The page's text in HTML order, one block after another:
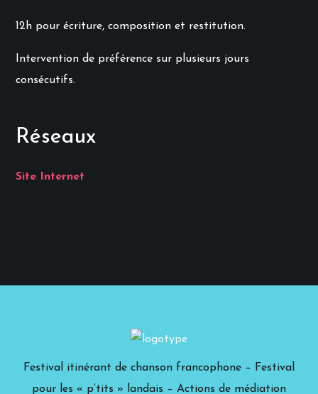
12h pour écriture, composition et restitution.
Intervention de préférence sur plusieurs jours
consécutifs.
Réseaux
Site Internet
Festival itinérant de chanson francophone – Festival
pour les « p’tits » landais – Actions de médiation